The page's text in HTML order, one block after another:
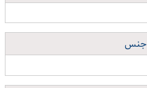
جنس